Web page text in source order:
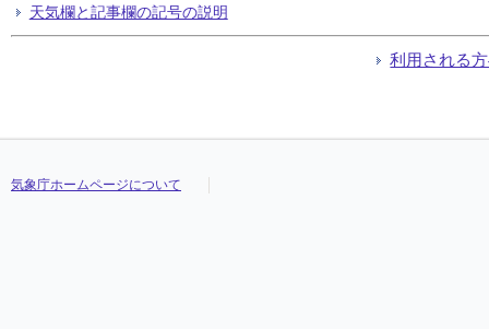
天気欄と記事欄の記号の説明
利用される
気象庁ホームページについて